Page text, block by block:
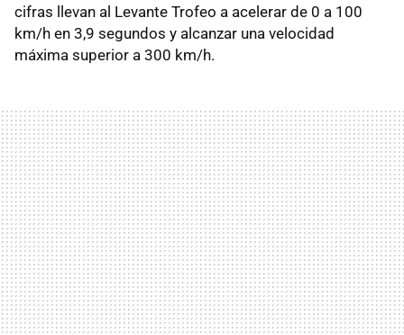
cifras llevan al Levante Trofeo a acelerar de 0 a 100
km/h en 3,9 segundos y alcanzar una velocidad
máxima superior a 300 km/h.